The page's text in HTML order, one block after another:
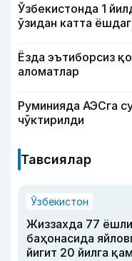
Ўзбекистонда 1
ўзидан катта
Ёзда эътиборсиз
аломатлар
Руминияда АЭСга
чўктирилди
Тавсиялар
Ўзбекистон
Жиззахда 77
баҳонасида
йигит 20 йилга